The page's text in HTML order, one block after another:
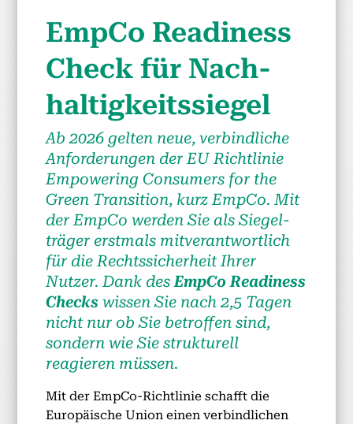
Emp­Co Readi­ness
Check für Nach­
haltigkeitssiegel
Ab 2026 gel­ten neue, verbindliche
Anforderun­gen der EU Richtlin­ie
Empow­er­ing Con­sumers for the
Green Tran­si­tion, kurz Emp­Co. Mit
der Emp­Co wer­den Sie als Siegel­
träger erst­mals mitver­ant­wortlich
für die Rechtssicher­heit Ihrer
Nutzer.Dank desEmp­Co Readi­ness
Checkswis­sen Sie nach 2,5 Tagen
nicht nur ob Sie betrof­fen sind,
son­dern wie Sie struk­turell
reagieren müssen.
Mit der Emp­Co-Richtlin­ie schafft die
Europäis­che Union einen verbindlichen